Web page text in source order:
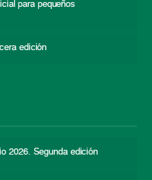
para pequeños
edición
2026. Segunda edición